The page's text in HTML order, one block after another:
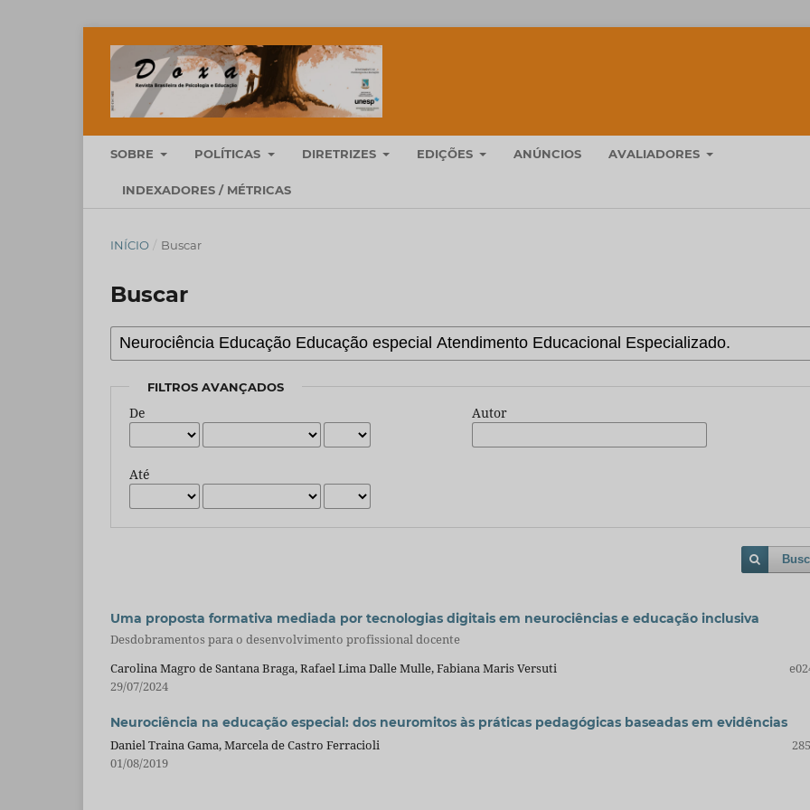
SOBRE POLÍTICAS DIRETRIZES EDIÇÕES ANÚNCIOS AVALIADORES
INDEXADORES / MÉTRICAS
INÍCIO / Buscar
Buscar
FILTROS AVANÇADOS
De
Até
Autor
Uma proposta formativa mediada por tecnologias digitais em neurociências e educação inclusiva
Desdobramentos para o desenvolvimento profissional docente
Carolina Magro de Santana Braga, Rafael Lima Dalle Mulle, Fabiana Maris Versuti
29/07/2024
Neurociência na educação especial: dos neuromitos às práticas pedagógicas baseadas em evidências
Daniel Traina Gama, Marcela de Castro Ferracioli
01/08/2019